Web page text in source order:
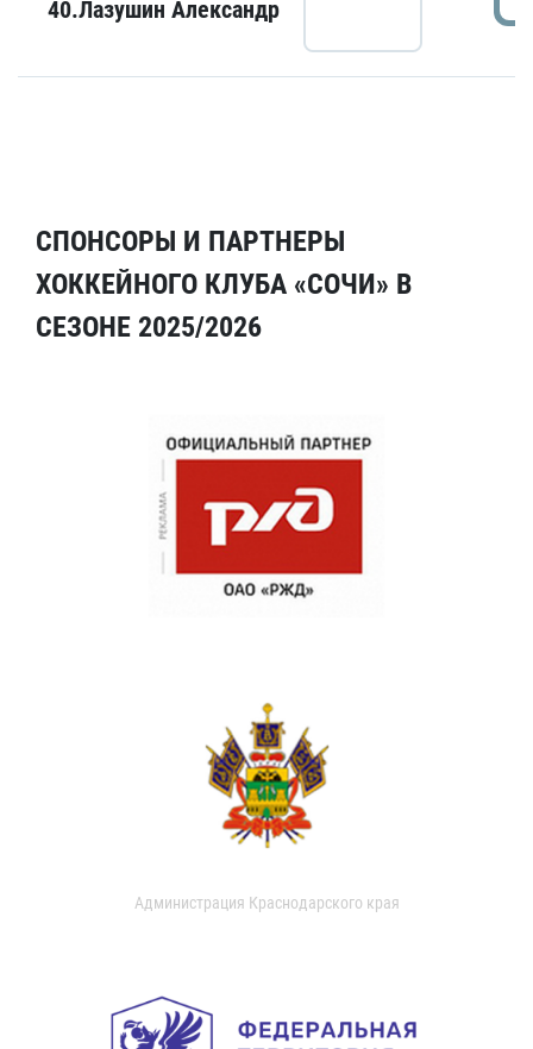
40.Лазушин Александр
СПОНСОРЫ И ПАРТНЕРЫ
ХОККЕЙНОГО КЛУБА «СОЧИ» В
СЕЗОНЕ 2025/2026
Администрация Краснодарского края